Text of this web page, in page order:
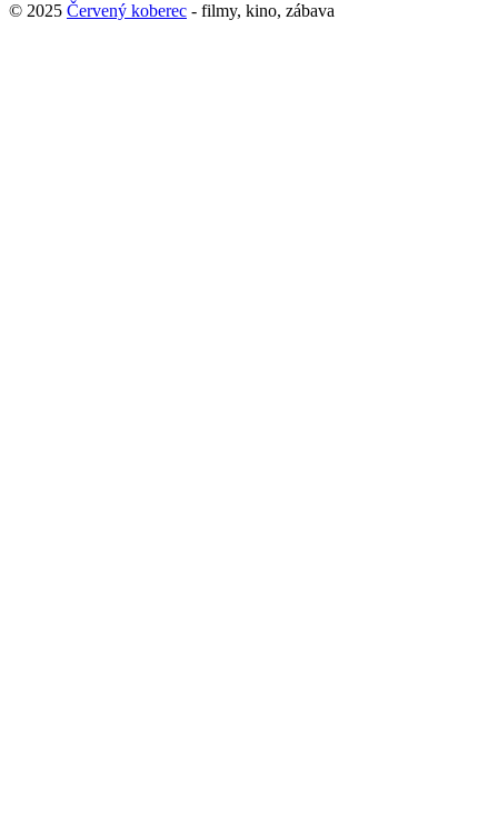
© 2025 Červený koberec - filmy, kino, zábava